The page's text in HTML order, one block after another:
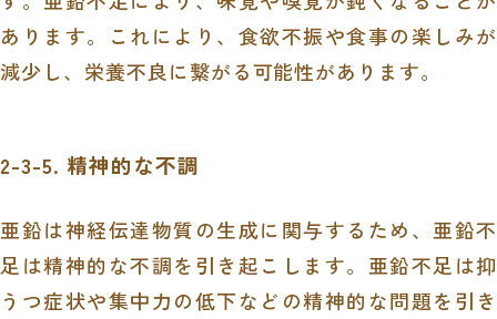
あります。これにより、食欲不振や食事の楽しみが
減少し、栄養不良に繋がる可能性があります。
2-3-5. 精神的な不調
亜鉛は神経伝達物質の生成に関与するため、亜鉛不
足は精神的な不調を引き起こします。亜鉛不足は抑
うつ症状や集中力の低下などの精神的な問題を引き